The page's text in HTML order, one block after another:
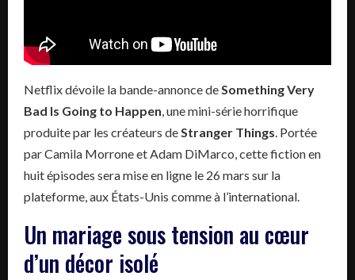
Netflix dévoile la bande-annonce de Something Very
Bad Is Going to Happen , une mini-série horrifique
produite par les créateurs de Stranger Things . Portée
par Camila Morrone et Adam DiMarco, cette fiction en
huit épisodes sera mise en ligne le 26 mars sur la
plateforme, aux États-Unis comme à l’international.
Un mariage sous tension au cœur
d’un décor isolé